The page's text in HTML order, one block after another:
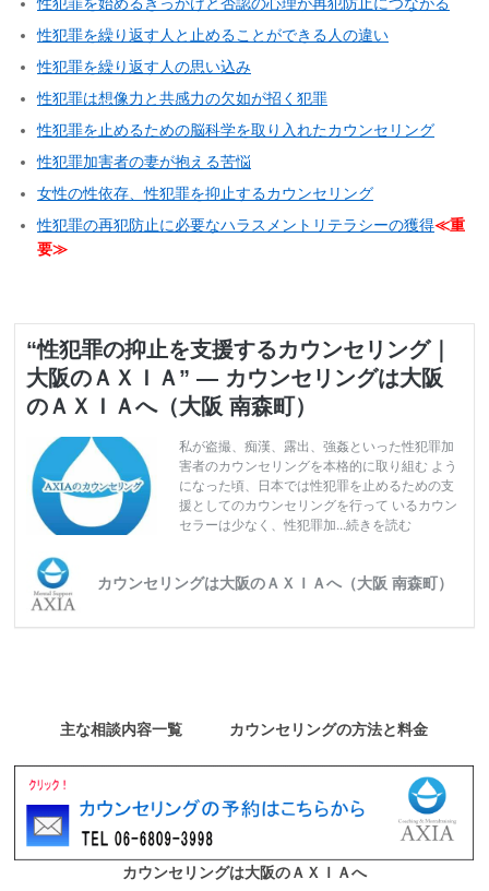
“性犯罪の抑止を支援するカウンセリング｜
大阪のＡＸＩＡ” — カウンセリングは大阪
のＡＸＩＡへ（大阪 南森町）
私が盗撮、痴漢、露出、強姦といった性犯罪加
害者のカウンセリングを本格的に取り組む よう
になった頃、日本では性犯罪を止めるための支
援としてのカウンセリングを行って いるカウン
セラーは少なく、性犯罪加...続きを読む
カウンセリングは大阪のＡＸＩＡへ（大阪 南森町）